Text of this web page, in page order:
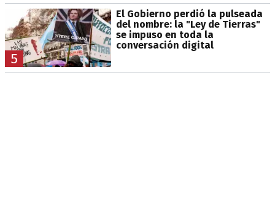
5
El Gobierno perdió la pulseada
del nombre: la "Ley de Tierras"
se impuso en toda la
conversación digital